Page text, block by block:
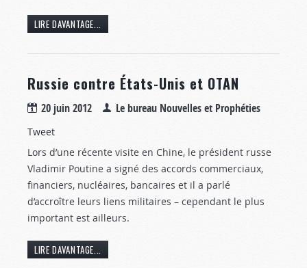
LIRE DAVANTAGE...
Russie contre États-Unis et OTAN
20 juin 2012 Le bureau Nouvelles et Prophéties
Tweet
Lors d’une récente visite en Chine, le président russe
Vladimir Poutine a signé des accords commerciaux,
financiers, nucléaires, bancaires et il a parlé
d’accroître leurs liens militaires – cependant le plus
important est ailleurs.
LIRE DAVANTAGE...